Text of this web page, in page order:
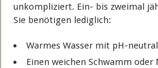
unkompliziert. Ein- bis zweimal
Sie benötigen lediglich:
Warmes Wasser mit pH-
Einen weichen Schwamm